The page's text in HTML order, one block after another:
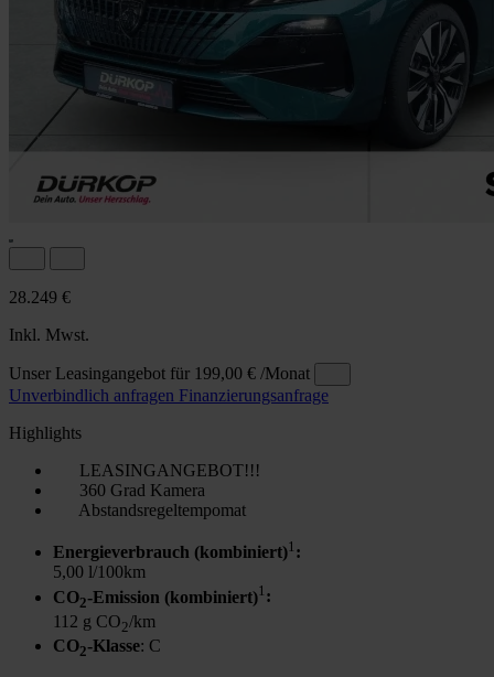
28.249 €
Inkl. Mwst.
Unser Leasingangebot für 199,00 € /Monat
Unverbindlich anfragen Finanzierungsanfrage
Highlights
LEASINGANGEBOT!!!
360 Grad Kamera
Abstandsregeltempomat
Energieverbrauch (kombiniert)1 :
5,00 l/100km
CO2-Emission (kombiniert)1 :
112 g CO2/km
CO2-Klasse: C